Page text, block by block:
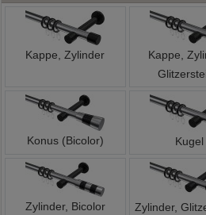
Kappe, Zylinder
Kappe,
Konus (Bicolor) Kugel
Zylinder, Bicolor Zylinder,